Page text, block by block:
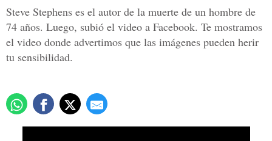
Steve Stephens es el autor de la muerte de un hombre de
74 años. Luego, subió el video a Facebook. Te mostramos
el video donde advertimos que las imágenes pueden herir
tu sensibilidad.